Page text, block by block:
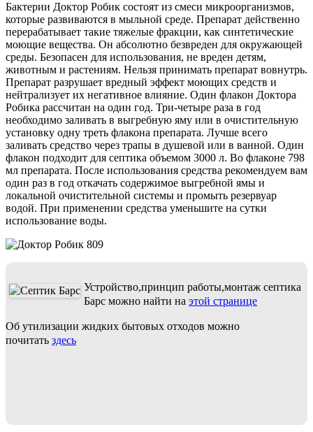
Бактерии Доктор Робик состоят из смеси микроорганизмов,
которые развиваются в мыльной среде. Препарат действенно
перерабатывает такие тяжелые фракции, как синтетические
моющие вещества. Он абсолютно безвреден для окружающей
среды. Безопасен для использования, не вреден детям,
животным и растениям. Нельзя принимать препарат вовнутрь.
Препарат разрушает вредный эффект моющих средств и
нейтрализует их негативное влияние. Один флакон Доктора
Робика рассчитан на один год. Три-четыре раза в год
необходимо заливать в выгребную яму или в очистительную
установку одну треть флакона препарата. Лучше всего
заливать средство через трапы в душевой или в ванной. Один
флакон подходит для септика объемом 3000 л. Во флаконе 798
мл препарата. После использования средства рекомендуем вам
один раз в год откачать содержимое выгребной ямы и
локальной очистительной системы и промыть резервуар
водой. При применении средства уменьшите на сутки
использование воды.
Устройство,принцип работы,монтаж септика
Барс можно найти на этой странице
Об утилизации жидких бытовых отходов можно
почитать здесь